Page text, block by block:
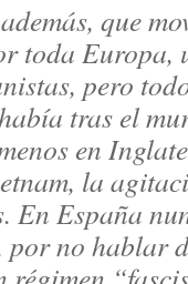
que
toda Europa,
pero
tras el
en
la
En España
por no hablar